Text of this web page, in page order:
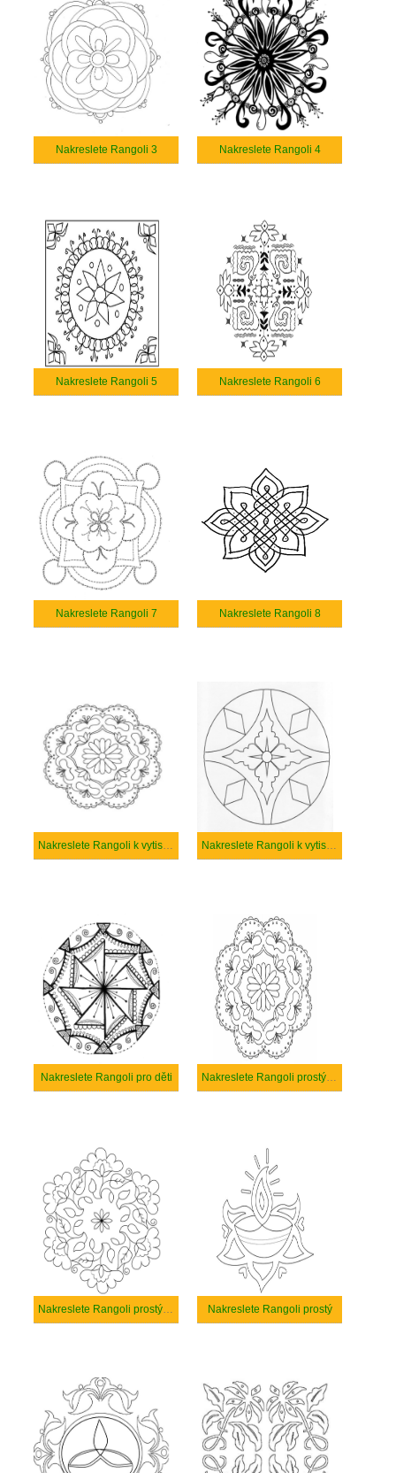
Nakreslete Rangoli 3 Nakreslete Rangoli 4
Nakreslete Rangoli 5 Nakreslete Rangoli 6
Nakreslete Rangoli 7 Nakreslete Rangoli 8
Nakreslete Rangoli k vytisknutí zdarma Nakreslete Rangoli k vytisknutí
Nakreslete Rangoli pro děti Nakreslete Rangoli prostý tisknutelné
Nakreslete Rangoli prostý u dětí Nakreslete Rangoli prostý